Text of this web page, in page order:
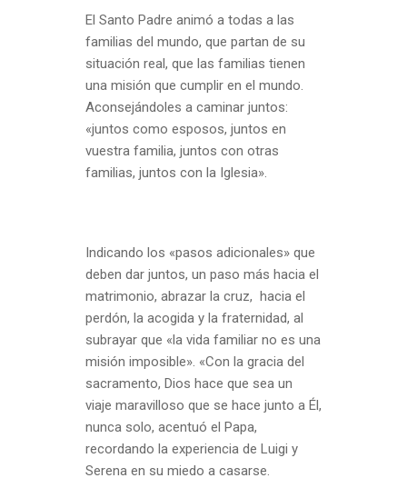
El Santo Padre animó a todas a las
familias del mundo, que partan de su
situación real, que las familias tienen
una misión que cumplir en el mundo.
Aconsejándoles a caminar juntos:
«juntos como esposos, juntos en
vuestra familia, juntos con otras
familias, juntos con la Iglesia».
Indicando los «pasos adicionales» que
deben dar juntos, un paso más hacia el
matrimonio, abrazar la cruz, hacia el
perdón, la acogida y la fraternidad, al
subrayar que «la vida familiar no es una
misión imposible». «Con la gracia del
sacramento, Dios hace que sea un
viaje maravilloso que se hace junto a Él,
nunca solo, acentuó el Papa,
recordando la experiencia de Luigi y
Serena en su miedo a casarse.